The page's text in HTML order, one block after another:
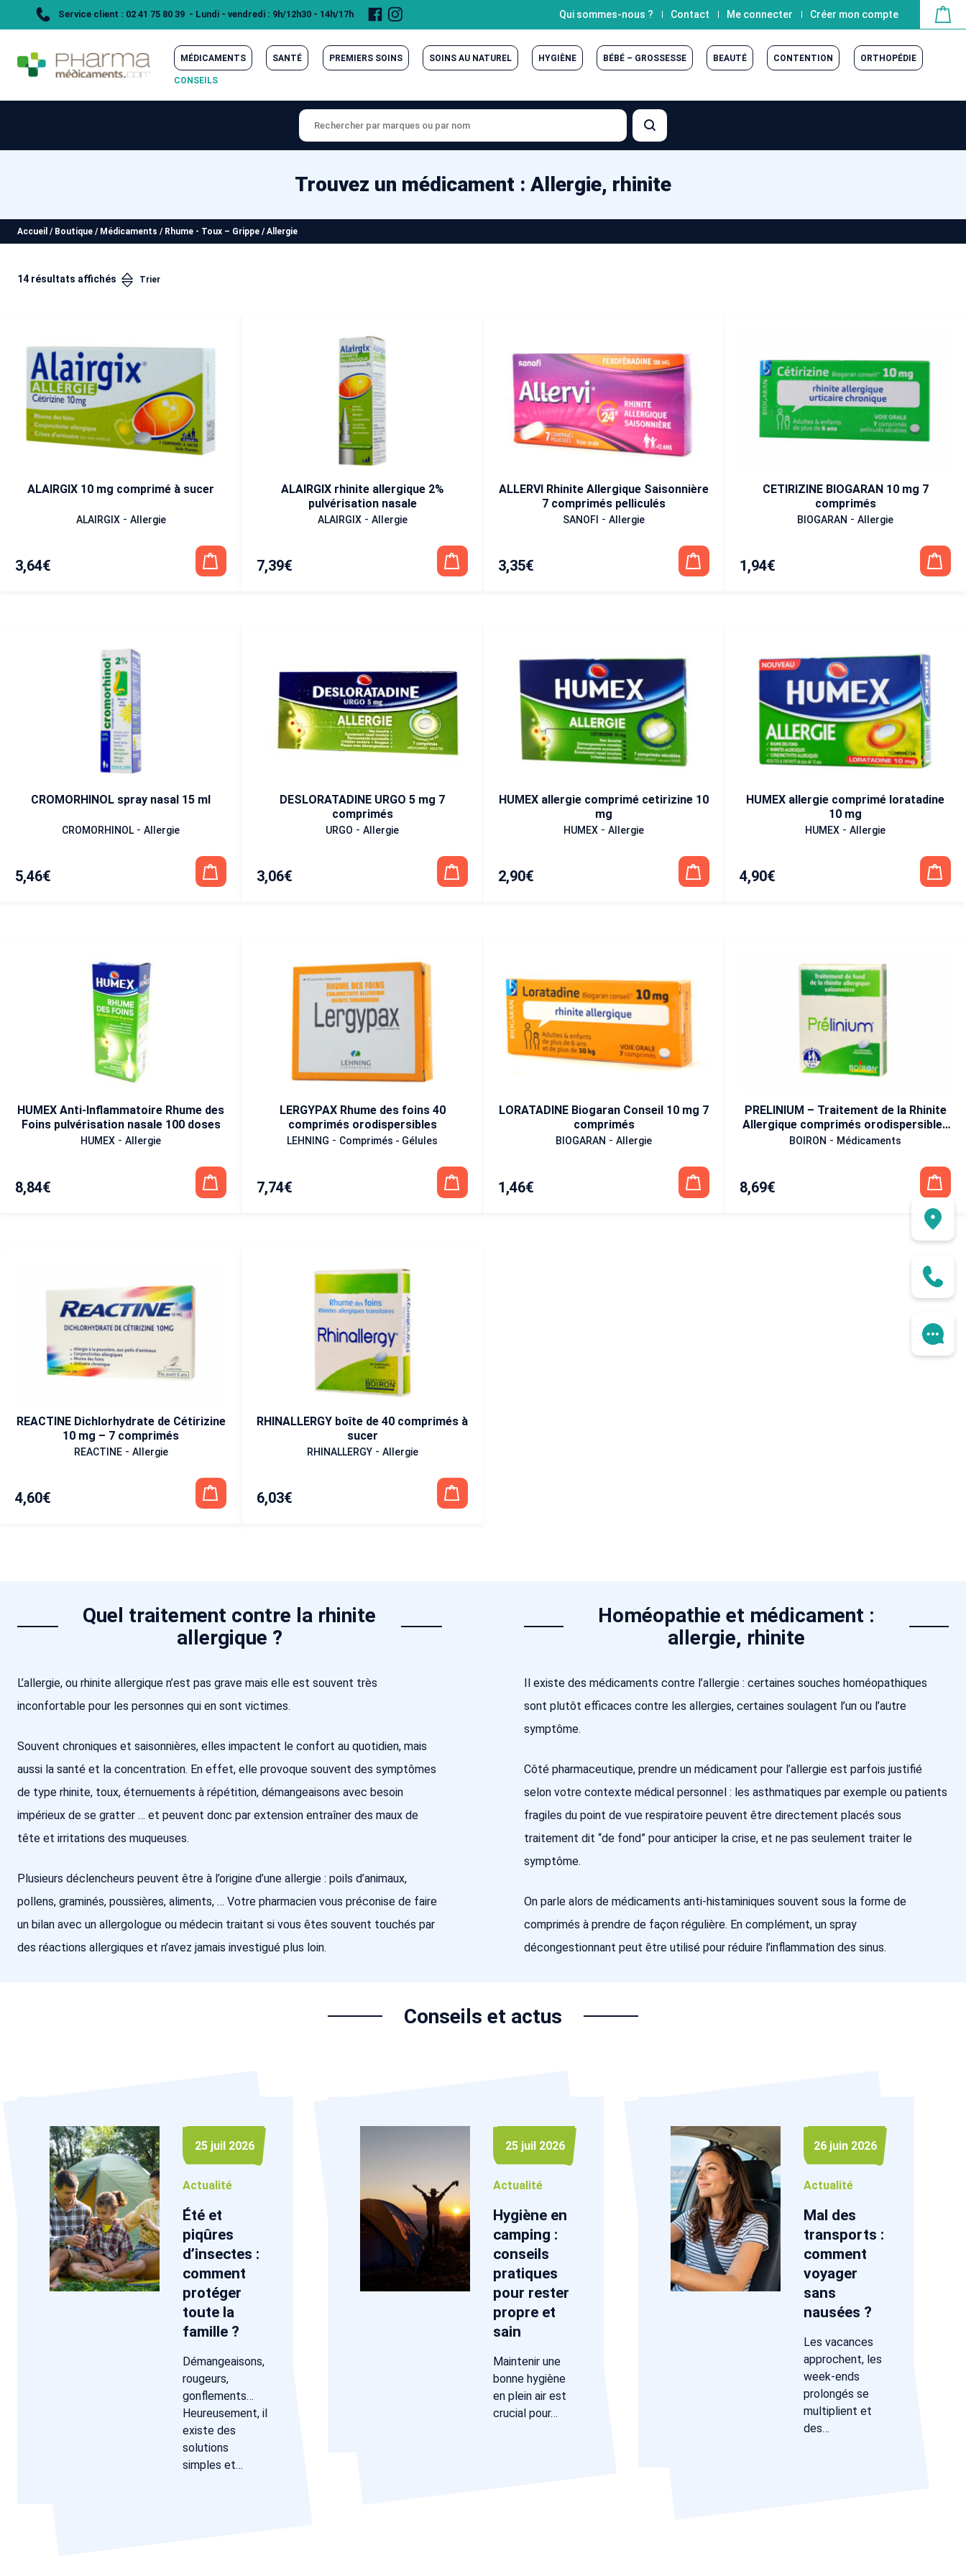
Service client : 02 41 75 80 39 - Lundi - vendredi : 9h/12h30 - 14h/17h
Page
Facebook
Instagram
Qui sommes-nous ? Contact Me connecter Créer mon compte
MÉDICAMENTS SANTÉ PREMIERS SOINS SOINS AU NATUREL HYGIÈNE BÉBÉ – GROSSESSE BEAUTÉ CONTENTION ORTHOPÉDIE
CONSEILS
Trouvez un médicament : Allergie, rhinite
Accueil / Boutique / Médicaments / Rhume - Toux – Grippe /Allergie
14 résultats affichés
ALAIRGIX 10 mg comprimé à sucer
ALAIRGIX - Allergie
3,64€
ALAIRGIX rhinite allergique 2%
pulvérisation nasale
ALAIRGIX - Allergie
7,39€
ALLERVI Rhinite Allergique Saisonnière
7 comprimés pelliculés
SANOFI - Allergie
3,35€
CETIRIZINE BIOGARAN 10 mg 7
comprimés
BIOGARAN - Allergie
1,94€
CROMORHINOL spray nasal 15 ml
CROMORHINOL - Allergie
5,46€
DESLORATADINE URGO 5 mg 7
comprimés
URGO - Allergie
3,06€
HUMEX allergie comprimé cetirizine 10
mg
HUMEX - Allergie
2,90€
HUMEX allergie comprimé loratadine
10 mg
HUMEX - Allergie
4,90€
HUMEX Anti-Inflammatoire Rhume des
Foins pulvérisation nasale 100 doses
HUMEX - Allergie
8,84€
LERGYPAX Rhume des foins 40
comprimés orodispersibles
LEHNING - Comprimés - Gélules
7,74€
LORATADINE Biogaran Conseil 10 mg 7
comprimés
BIOGARAN - Allergie
1,46€
PRELINIUM – Traitement de la Rhinite
Allergique comprimés orodispersibles
x 60
BOIRON - Médicaments
8,69€
REACTINE Dichlorhydrate de Cétirizine
10 mg – 7 comprimés
REACTINE - Allergie
4,60€
RHINALLERGY boîte de 40 comprimés à
sucer
RHINALLERGY - Allergie
6,03€
Quel traitement contre la rhinite
allergique ?
L’allergie, ou rhinite allergique n’est pas grave mais elle est souvent très
inconfortable pour les personnes qui en sont victimes.
Souvent chroniques et saisonnières, elles impactent le confort au quotidien, mais
aussi la santé et la concentration. En effet, elle provoque souvent des symptômes
de type rhinite, toux, éternuements à répétition, démangeaisons avec besoin
impérieux de se gratter … et peuvent donc par extension entraîner des maux de
tête et irritations des muqueuses.
Plusieurs déclencheurs peuvent être à l’origine d’une allergie : poils d’animaux,
pollens, graminés, poussières, aliments, … Votre pharmacien vous préconise de faire
un bilan avec un allergologue ou médecin traitant si vous êtes souvent touchés par
des réactions allergiques et n’avez jamais investigué plus loin.
Homéopathie et médicament :
allergie, rhinite
Il existe des médicaments contre l’allergie : certaines souches homéopathiques
sont plutôt efficaces contre les allergies, certaines soulagent l’un ou l’autre
symptôme.
Côté pharmaceutique, prendre un médicament pour l’allergie est parfois justifié
selon votre contexte médical personnel : les asthmatiques par exemple ou patients
fragiles du point de vue respiratoire peuvent être directement placés sous
traitement dit “de fond” pour anticiper la crise, et ne pas seulement traiter le
symptôme.
On parle alors de médicaments anti-histaminiques souvent sous la forme de
comprimés à prendre de façon régulière. En complément, un spray
décongestionnant peut être utilisé pour réduire l’inflammation des sinus.
Conseils et actus
25 juil 2026
Actualité
Été et
piqûres
d’insectes :
comment
protéger
toute la
famille ?
Démangeaisons,
rougeurs,
gonflements…
Heureusement, il
existe des
solutions
simples et…
25 juil 2026
Actualité
Hygiène en
camping :
conseils
pratiques
pour rester
propre et
sain
Maintenir une
bonne hygiène
en plein air est
crucial pour…
26 juin 2026
Actualité
Mal des
transports :
comment
voyager
sans
nausées ?
Les vacances
approchent, les
week-ends
prolongés se
multiplient et
des…